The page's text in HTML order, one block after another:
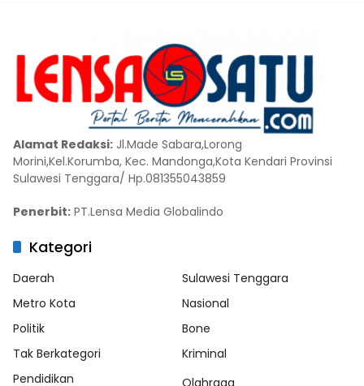
Alamat Redaksi: Jl.Made Sabara,Lorong
Morini,Kel.Korumba, Kec. Mandonga,Kota Kendari Provinsi
Sulawesi Tenggara/ Hp.081355043859
Penerbit: PT.Lensa Media Globalindo
Kategori
Daerah
Sulawesi Tenggara
Metro Kota
Nasional
Politik
Bone
Tak Berkategori
Kriminal
Pendidikan
Olahraga